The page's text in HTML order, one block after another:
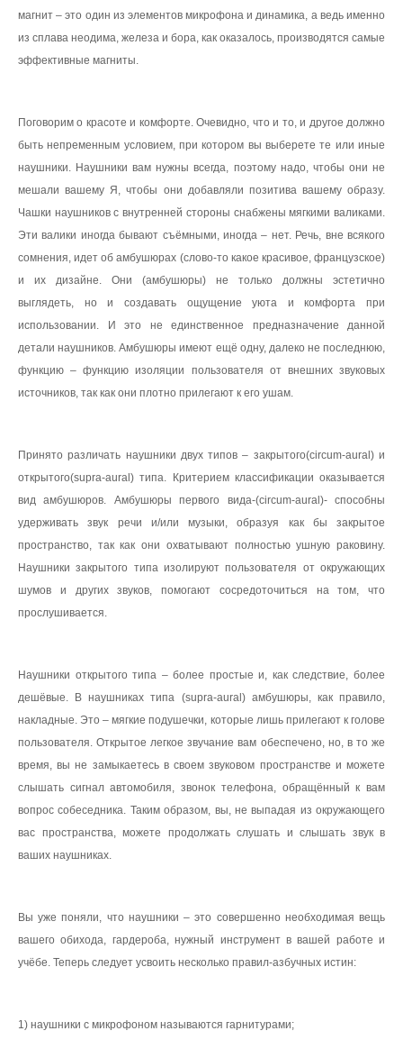
магнит – это один из элементов микрофона и динамика, а ведь именно
из сплава неодима, железа и бора, как оказалось, производятся самые
эффективные магниты.
Поговорим о красоте и комфорте. Очевидно, что и то, и другое должно
быть непременным условием, при котором вы выберете те или иные
наушники. Наушники вам нужны всегда, поэтому надо, чтобы они не
мешали вашему Я, чтобы они добавляли позитива вашему образу.
Чашки наушников с внутренней стороны снабжены мягкими валиками.
Эти валики иногда бывают съёмными, иногда – нет. Речь, вне всякого
сомнения, идет об амбушюрах (слово-то какое красивое, французское)
и их дизайне. Они (амбушюры) не только должны эстетично
выглядеть, но и создавать ощущение уюта и комфорта при
использовании. И это не единственное предназначение данной
детали наушников. Амбушюры имеют ещё одну, далеко не последнюю,
функцию – функцию изоляции пользователя от внешних звуковых
источников, так как они плотно прилегают к его ушам.
Принято различать наушники двух типов – закрытого(circum-aural) и
открытого(supra-aural) типа. Критерием классификации оказывается
вид амбушюров. Амбушюры первого вида-(circum-aural)- способны
удерживать звук речи и/или музыки, образуя как бы закрытое
пространство, так как они охватывают полностью ушную раковину.
Наушники закрытого типа изолируют пользователя от окружающих
шумов и других звуков, помогают сосредоточиться на том, что
прослушивается.
Наушники открытого типа – более простые и, как следствие, более
дешёвые. В наушниках типа (supra-aural) амбушюры, как правило,
накладные. Это – мягкие подушечки, которые лишь прилегают к голове
пользователя. Открытое легкое звучание вам обеспечено, но, в то же
время, вы не замыкаетесь в своем звуковом пространстве и можете
слышать сигнал автомобиля, звонок телефона, обращённый к вам
вопрос собеседника. Таким образом, вы, не выпадая из окружающего
вас пространства, можете продолжать слушать и слышать звук в
ваших наушниках.
Вы уже поняли, что наушники – это совершенно необходимая вещь
вашего обихода, гардероба, нужный инструмент в вашей работе и
учёбе. Теперь следует усвоить несколько правил-азбучных истин:
1) наушники с микрофоном называются гарнитурами;